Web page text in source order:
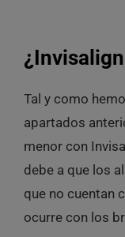
Tal y como
apartados
menor con
debe a que los
que no cuentan
ocurre con los